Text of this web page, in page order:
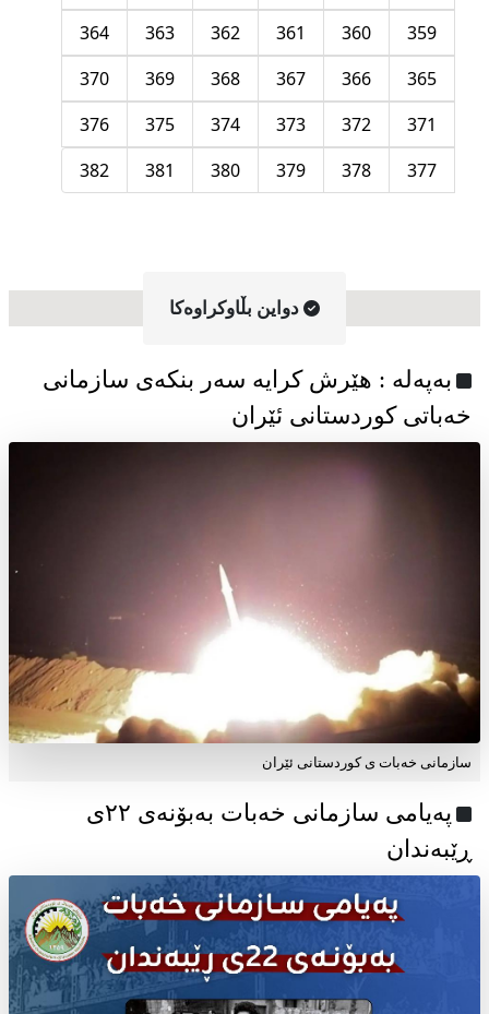
359
360
361
362
363
364
365
366
367
368
369
370
371
372
373
374
375
376
377
378
379
380
381
382
دواین بڵاوکراوه‌کا
به‌په‌له‌ : هێرش کرایە سەر بنکەی سازمانی
خەباتی کوردستانی ئێران
سازمانی خەبات ی کوردستانی ئێران
پەیامی سازمانی خەبات بەبۆنەی ۲۲ی
ڕێبەندان